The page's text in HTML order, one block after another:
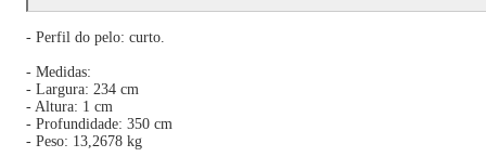
- Perfil do pelo: curto.
- Medidas:
- Largura: 234 cm
- Altura: 1 cm
- Profundidade: 350 cm
- Peso: 13,2678 kg